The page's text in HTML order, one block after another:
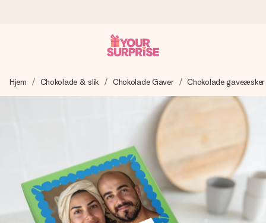
Vi laver din gave med omhu og sender den lynhurtigt – så
du kan give den på det helt rette tidspunkt, når den
4,7 (baseret på +15.000 anmeldelser)
Vores gaver inspirerer. Kunderne giver os 4,7 på Google
Reviews.
Hjem Chokolade & slik Chokolade Gaver Chokolade gaveæsker